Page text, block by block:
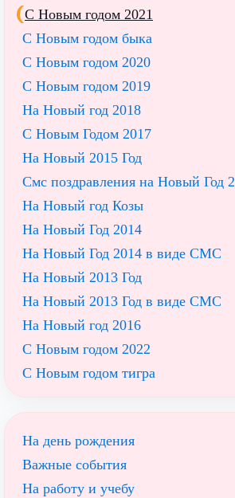
С Новым годом 2021
С Новым годом быка
С Новым годом 2020
С Новым годом 2019
На Новый год 2018
С Новым Годом 2017
На Новый 2015 Год
Смс поздравления на Новый Год
На Новый год Козы
На Новый Год 2014
На Новый Год 2014 в виде СМС
На Новый 2013 Год
На Новый 2013 Год в виде СМС
На Новый год 2016
С Новым годом 2022
С Новым годом тигра
На день рождения
Важные события
На работу и учебу